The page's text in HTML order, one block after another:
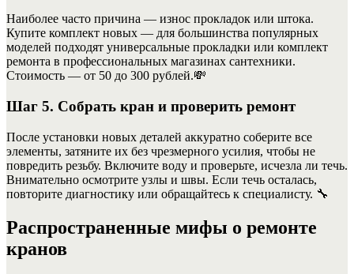
Наиболее часто причина — износ прокладок или штока.
Купите комплект новых — для большинства популярных
моделей подходят универсальные прокладки или комплект
ремонта в профессиональных магазинах сантехники.
Стоимость — от 50 до 300 рублей.💸
Шаг 5. Собрать кран и проверить ремонт
После установки новых деталей аккуратно соберите все
элементы, затяните их без чрезмерного усилия, чтобы не
повредить резьбу. Включите воду и проверьте, исчезла ли течь.
Внимательно осмотрите узлы и швы. Если течь осталась,
повторите диагностику или обращайтесь к специалисту. 🔧
Распространенные мифы о ремонте
кранов